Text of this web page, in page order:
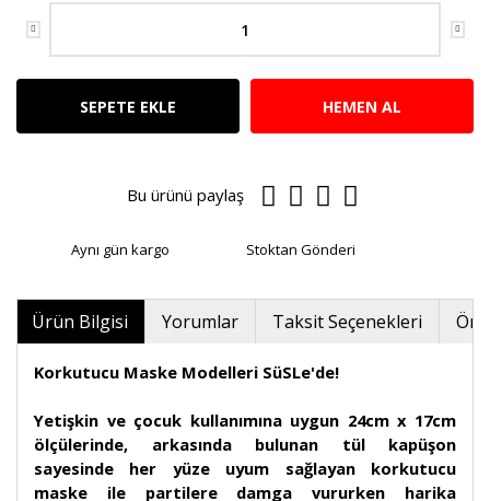
SEPETE EKLE HEMEN AL
Bu ürünü paylaş
Aynı gün kargo Stoktan Gönderi
Ürün Bilgisi Yorumlar Taksit Seçenekleri
Korkutucu Maske Modelleri SüSLe'de!
Yetişkin ve çocuk kullanımına uygun 24cm x 17cm
ölçülerinde, arkasında bulunan tül kapüşon
sayesinde her yüze uyum sağlayan korkutucu
maske ile partilere damga vururken harika